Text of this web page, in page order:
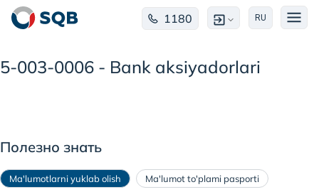
1180 RU
5-003-0006 - Bank aksiyadorlari
Полезно знать
Ma'lumotlarni yuklab olish Ma'lumot to'plami pasporti